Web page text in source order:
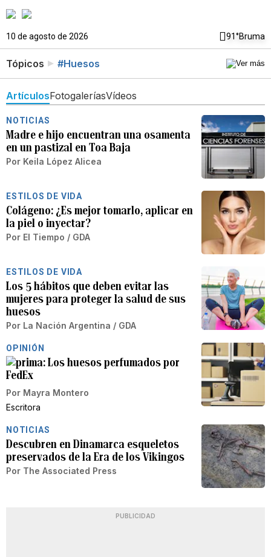
10 de agosto de 2026 91°Bruma
Tópicos #Huesos
ArtículosFotogaleríasVídeos
NOTICIAS
Madre e hijo encuentran una osamenta
en un pastizal en Toa Baja
Por Keila López Alicea
ESTILOS DE VIDA
Colágeno: ¿Es mejor tomarlo, aplicar en
la piel o inyectar?
Por El Tiempo / GDA
ESTILOS DE VIDA
Los 5 hábitos que deben evitar las
mujeres para proteger la salud de sus
huesos
Por La Nación Argentina / GDA
OPINIÓN
Los huesos perfumados por
FedEx
Por Mayra Montero
Escritora
NOTICIAS
Descubren en Dinamarca esqueletos
preservados de la Era de los Vikingos
Por The Associated Press
PUBLICIDAD